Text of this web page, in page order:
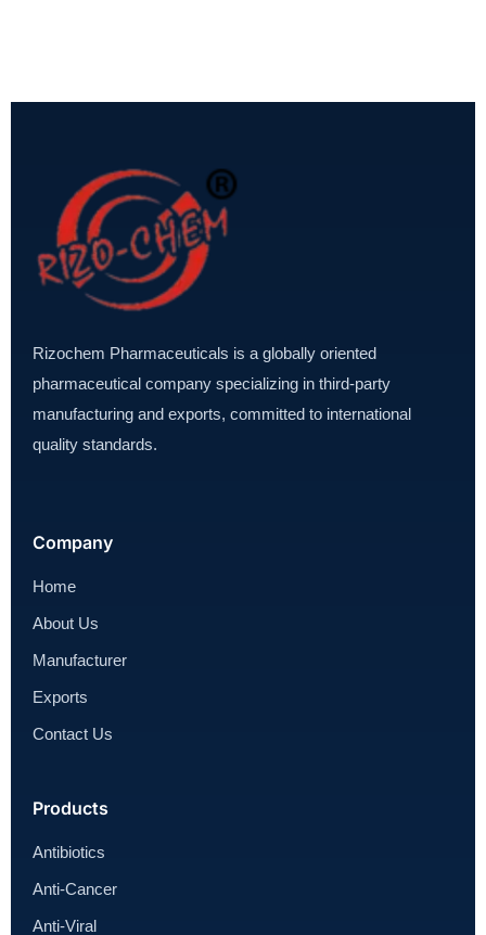
Rizochem Pharmaceuticals is a globally oriented
pharmaceutical company specializing in third-party
manufacturing and exports, committed to international
quality standards.
Company
Home
About Us
Manufacturer
Exports
Contact Us
Products
Antibiotics
Anti-Cancer
Anti-Viral